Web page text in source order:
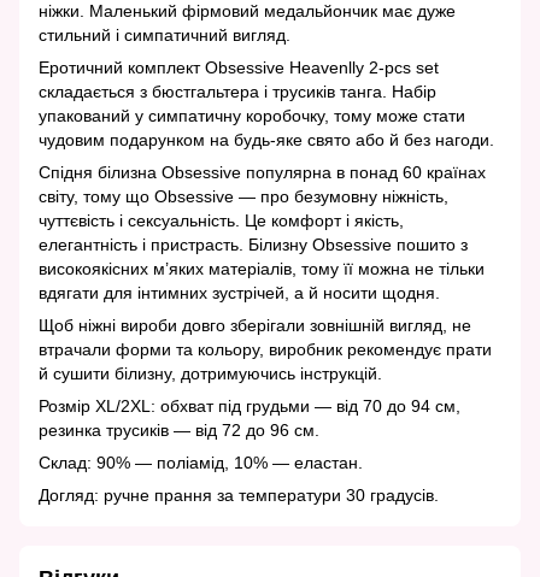
ніжки. Маленький фірмовий медальйончик має дуже
стильний і симпатичний вигляд.
Еротичний комплект Obsessive Heavenlly 2-pcs set
складається з бюстгальтера і трусиків танга. Набір
упакований у симпатичну коробочку, тому може стати
чудовим подарунком на будь-яке свято або й без нагоди.
Спідня білизна Obsessive популярна в понад 60 країнах
світу, тому що Obsessive — про безумовну ніжність,
чуттєвість і сексуальність. Це комфорт і якість,
елегантність і пристрасть. Білизну Obsessive пошито з
високоякісних м’яких матеріалів, тому її можна не тільки
вдягати для інтимних зустрічей, а й носити щодня.
Щоб ніжні вироби довго зберігали зовнішній вигляд, не
втрачали форми та кольору, виробник рекомендує прати
й сушити білизну, дотримуючись інструкцій.
Розмір XL/2XL: обхват під грудьми — від 70 до 94 см,
резинка трусиків — від 72 до 96 см.
Склад: 90% — поліамід, 10% — еластан.
Догляд: ручне прання за температури 30 градусів.